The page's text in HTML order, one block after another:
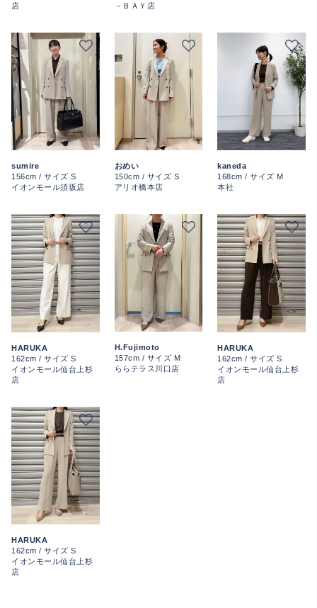
店
－ＢＡＹ店
sumire
156cm / サイズ S
イオンモール須坂店
おめい
150cm / サイズ S
アリオ橋本店
kaneda
168cm / サイズ M
本社
HARUKA
162cm / サイズ S
イオンモール仙台上杉
店
H.Fujimoto
157cm / サイズ M
ららテラス川口店
HARUKA
162cm / サイズ S
イオンモール仙台上杉
店
HARUKA
162cm / サイズ S
イオンモール仙台上杉
店